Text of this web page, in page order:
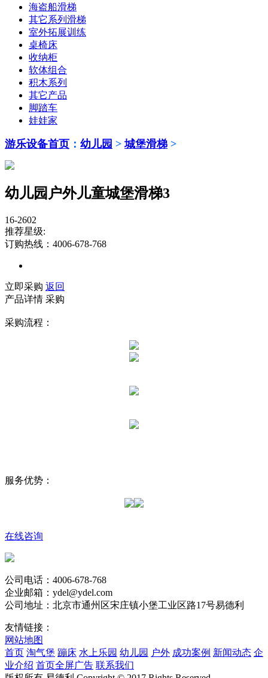
海盗船滑梯
其它系列滑梯
室外拓展训练
桌椅床
收纳柜
软体组合
积木系列
其它产品
脚踏车
娃娃家
游乐设备首页 ： 幼儿园 >城堡滑梯 >
幼儿园户外儿童城堡滑梯3
16-2602
推荐星级:
订购热线：4006-678-768
立即采购 返回
产品详情 采购
采购流程：
服务优势：
在线咨询
公司电话：4006-678-768
企业邮箱：ydel@ydel.com
公司地址：北京市通州区宋庄镇小堡工业区路17号易德利
友情链接：
网站地图
首页 淘气堡 蹦床 水上乐园 幼儿园 户外 成功案例 新闻动态 企
业介绍 首页全屏广告 联系我们